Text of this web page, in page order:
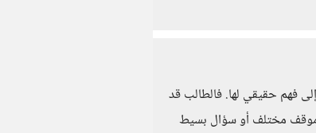
فهم حقيقي لها. فالطالب قد
موقف مختلف أو سؤال بسيط